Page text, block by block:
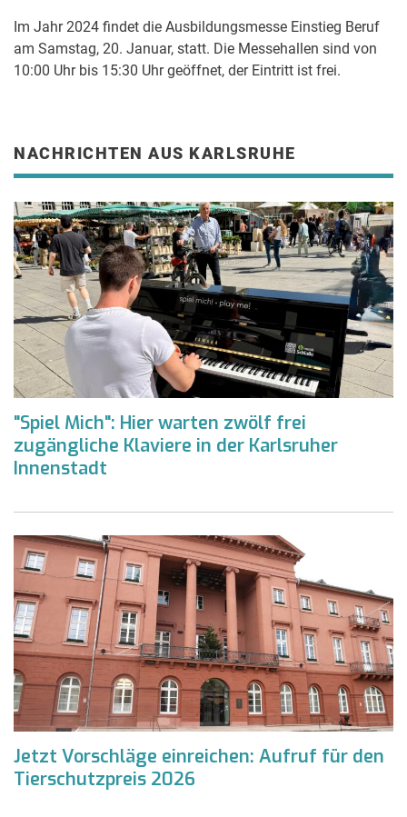
Im Jahr 2024 findet die Ausbildungsmesse Einstieg Beruf
am Samstag, 20. Januar, statt. Die Messehallen sind von
10:00 Uhr bis 15:30 Uhr geöffnet, der Eintritt ist frei.
NACHRICHTEN AUS KARLSRUHE
"Spiel Mich": Hier warten zwölf frei
zugängliche Klaviere in der Karlsruher
Innenstadt
Jetzt Vorschläge einreichen: Aufruf für den
Tierschutzpreis 2026